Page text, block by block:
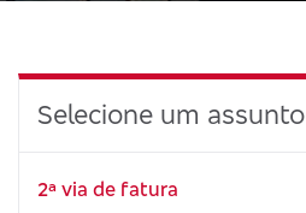
Selecione um assunto
2ª via de fatura